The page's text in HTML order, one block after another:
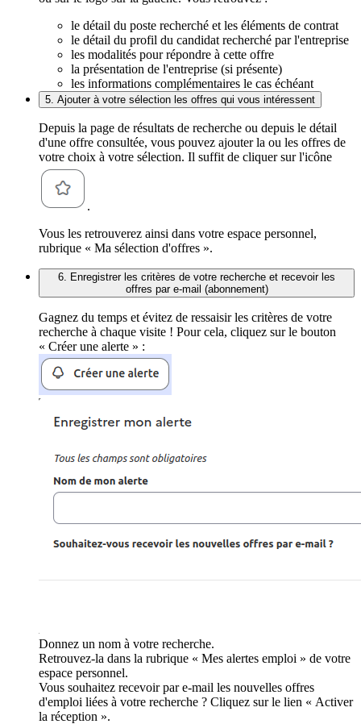
le détail du poste recherché et les éléments de contrat
le détail du profil du candidat recherché par l'entreprise
les modalités pour répondre à cette offre
la présentation de l'entreprise (si présente)
les informations complémentaires le cas échéant
5. Ajouter à votre sélection les offres qui vous intéressent
Depuis la page de résultats de recherche ou depuis le détail
d'une offre consultée, vous pouvez ajouter la ou les offres de
votre choix à votre sélection. Il suffit de cliquer sur l'icône
.
Vous les retrouverez ainsi dans votre espace personnel,
rubrique « Ma sélection d'offres ».
6. Enregistrer les critères de votre recherche et recevoir les
offres par e-mail (abonnement)
Gagnez du temps et évitez de ressaisir les critères de votre
recherche à chaque visite ! Pour cela, cliquez sur le bouton
« Créer une alerte » :
Donnez un nom à votre recherche.
Retrouvez-la dans la rubrique « Mes alertes emploi » de votre
espace personnel.
Vous souhaitez recevoir par e-mail les nouvelles offres
d'emploi liées à votre recherche ? Cliquez sur le lien « Activer
la réception ».